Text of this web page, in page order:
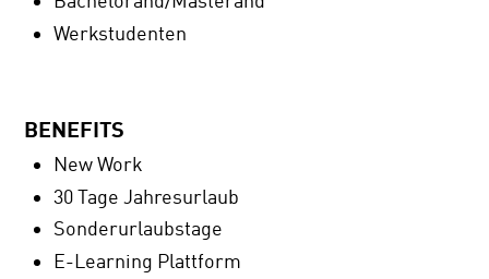
Werkstudenten
BENEFITS
New Work
30 Tage Jahresurlaub
Sonderurlaubstage
E-Learning Plattform